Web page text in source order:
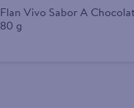
Flan Vivo Sabor A
80 g